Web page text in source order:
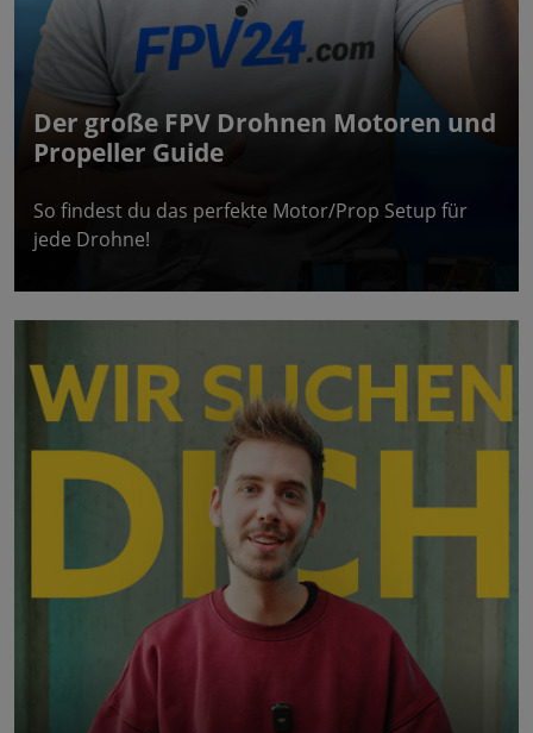
Der große FPV Drohnen Motoren und
Propeller Guide
So findest du das perfekte Motor/Prop Setup für
jede Drohne!